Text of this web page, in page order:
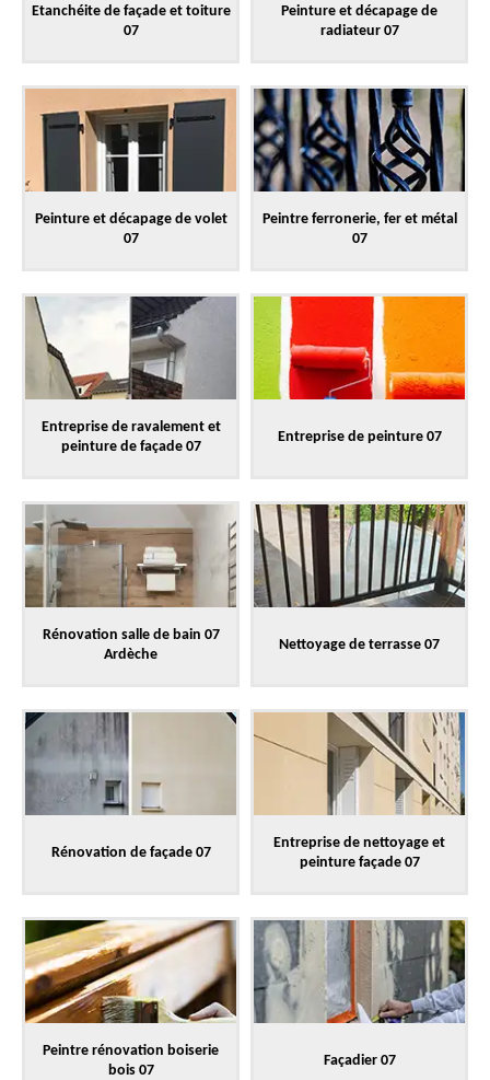
Etanchéite de façade et toiture
07
Peinture et décapage de
radiateur 07
Peinture et décapage de volet
07
Peintre ferronerie, fer et métal
07
Entreprise de ravalement et
peinture de façade 07
Entreprise de peinture 07
Rénovation salle de bain 07
Ardèche
Nettoyage de terrasse 07
Rénovation de façade 07
Entreprise de nettoyage et
peinture façade 07
Peintre rénovation boiserie
bois 07
Façadier 07